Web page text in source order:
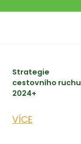
Strategie
cestovního ruchu
2024+